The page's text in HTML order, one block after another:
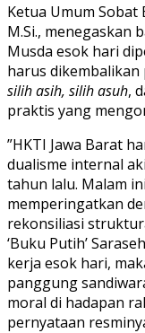
​Ketua Umum Sobat
M.Si., menegaskan
Musda esok hari
harus dikembalikan
silih asih, silih asuh,
praktis yang
​”HKTI Jawa Barat
dualisme internal
tahun lalu. Malam
memperingatkan
rekonsiliasi
‘Buku Putih’
kerja esok hari,
panggung
moral di hadapan
pernyataan